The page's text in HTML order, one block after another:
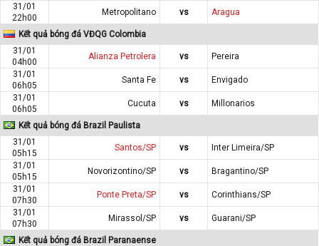
31/01
22h00
Metropolitano vs Aragua
Kết quả bóng đá VĐQG Colombia
31/01
04h00
Alianza Petrolera vs
Pereira
31/01
06h05
Santa Fe vs
Envigado
31/01
06h05
Cucuta vs Millonarios
Kết quả bóng đá Brazil Paulista
31/01
05h15
Santos/SP vs
Inter Limeira/SP
31/01
05h15
Novorizontino/SP vs
Bragantino/SP
31/01
07h30
Ponte Preta/SP vs
Corinthians/SP
31/01
07h30
Mirassol/SP vs Guarani/SP
Kết quả bóng đá Brazil Paranaense